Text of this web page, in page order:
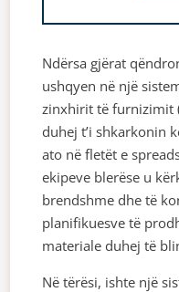
Ndërsa gjërat
ushqyen në një
zinxhirit të furnizimit
duhej t’i shkarkonin
ato në fletët e
ekipeve blerëse u
brendshme dhe të
planifikuesve të
materiale duhej të
Në tërësi, ishte një